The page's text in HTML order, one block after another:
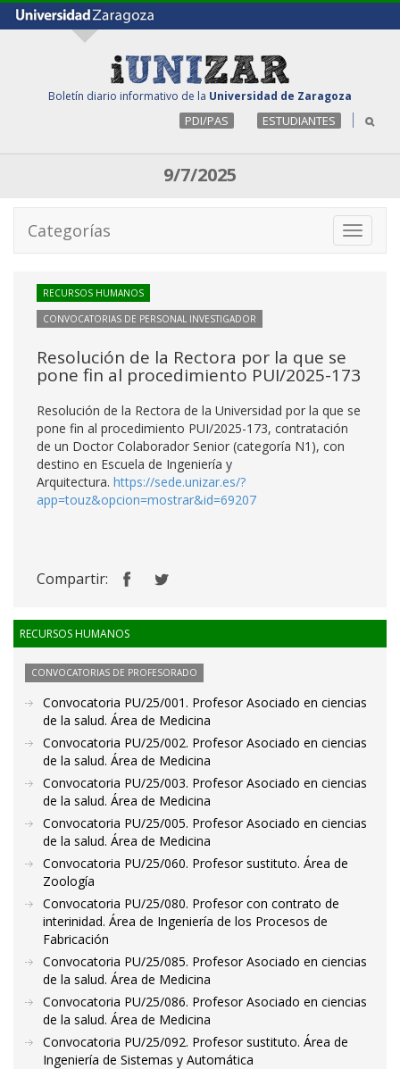
Boletín diario informativo de la Universidad de Zaragoza
PDI/PAS ESTUDIANTES
9/7/2025
Toggle
Categorías
RECURSOS HUMANOS
CONVOCATORIAS DE PERSONAL INVESTIGADOR
Resolución de la Rectora por la que se
pone fin al procedimiento PUI/2025-173
Resolución de la Rectora de la Universidad por la que se
pone fin al procedimiento PUI/2025-173, contratación
de un Doctor Colaborador Senior (categoría N1), con
destino en Escuela de Ingeniería y
Arquitectura. https://sede.unizar.es/?
app=touz&opcion=mostrar&id=69207
Compartir:
RECURSOS HUMANOS
CONVOCATORIAS DE PROFESORADO
Convocatoria PU/25/001. Profesor Asociado en ciencias
de la salud. Área de Medicina
Convocatoria PU/25/002. Profesor Asociado en ciencias
de la salud. Área de Medicina
Convocatoria PU/25/003. Profesor Asociado en ciencias
de la salud. Área de Medicina
Convocatoria PU/25/005. Profesor Asociado en ciencias
de la salud. Área de Medicina
Convocatoria PU/25/060. Profesor sustituto. Área de
Zoología
Convocatoria PU/25/080. Profesor con contrato de
interinidad. Área de Ingeniería de los Procesos de
Fabricación
Convocatoria PU/25/085. Profesor Asociado en ciencias
de la salud. Área de Medicina
Convocatoria PU/25/086. Profesor Asociado en ciencias
de la salud. Área de Medicina
Convocatoria PU/25/092. Profesor sustituto. Área de
Ingeniería de Sistemas y Automática